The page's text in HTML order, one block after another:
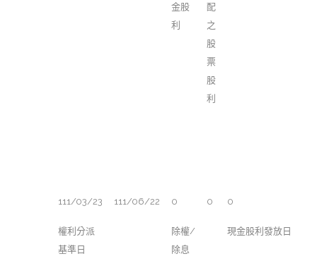
金股
利
配
之
股
票
股
利
111/03/23 111/06/22 0 0 0
權利分派
基準日
除權/
除息
現金股利發放日